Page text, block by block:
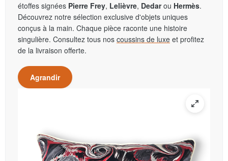
étoffes signées Pierre Frey, Lelièvre, Dedarou Hermès.
Découvrez notre sélection exclusive d'objets uniques
conçus à la main. Chaque pièce raconte une histoire
singulière. Consultez tous nos coussins de luxe et profitez
de la livraison offerte.
Agrandir